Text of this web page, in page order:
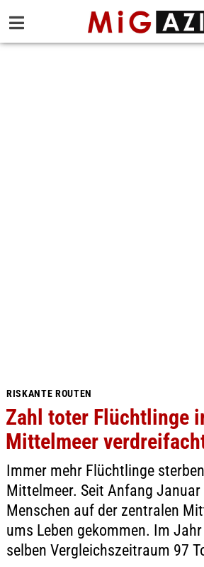
RISKANTE ROUTEN
Zahl toter Flüchtlinge
Mittelmeer
Immer mehr Flüchtlinge
Mittelmeer. Seit Anfang Januar
Menschen auf der zentralen
ums Leben gekommen. Im
selben Vergleichszeitraum 97